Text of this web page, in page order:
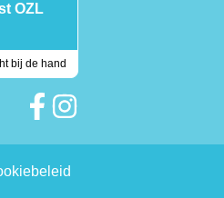
OZL
bij de hand